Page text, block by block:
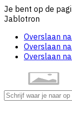
Je bent op de
Jablotron
Overslaan
Overslaan
Overslaan